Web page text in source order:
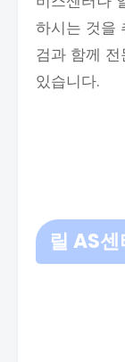
하시는 것을
검과 함께
있습니다.
릴 AS